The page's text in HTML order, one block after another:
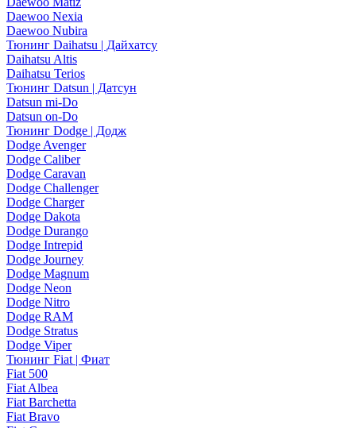
Daewoo Nexia
Daewoo Nubira
Тюнинг Daihatsu | Дайхатсу
Daihatsu Altis
Daihatsu Terios
Тюнинг Datsun | Датсун
Datsun mi-Do
Datsun on-Do
Тюнинг Dodge | Додж
Dodge Avenger
Dodge Caliber
Dodge Caravan
Dodge Challenger
Dodge Charger
Dodge Dakota
Dodge Durango
Dodge Intrepid
Dodge Journey
Dodge Magnum
Dodge Neon
Dodge Nitro
Dodge RAM
Dodge Stratus
Dodge Viper
Тюнинг Fiat | Фиат
Fiat 500
Fiat Albea
Fiat Barchetta
Fiat Bravo